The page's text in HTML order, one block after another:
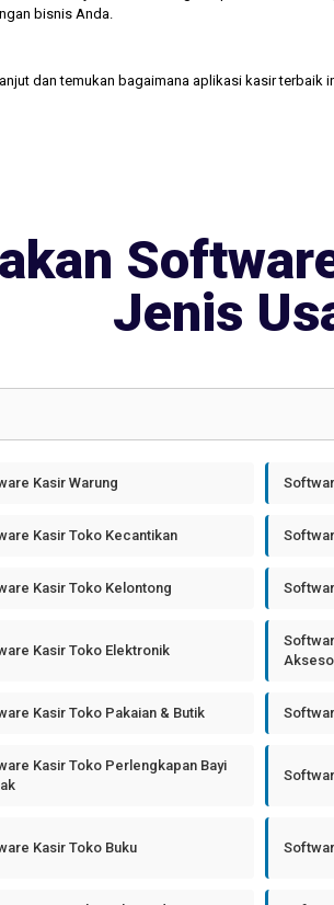
bisnis Anda.
dan temukan bagaimana aplikasi kasir terbaik
Jenis
Kasir Warung
Kasir Toko Kecantikan
Kasir Toko Kelontong
Kasir Toko Elektronik
Kasir Toko Pakaian & Butik
Kasir Toko Perlengkapan Bayi
Kasir Toko Buku